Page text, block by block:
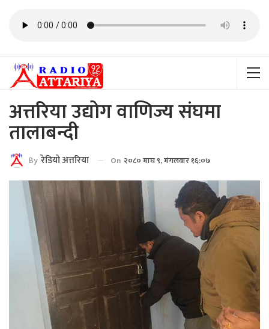
अत्तरिया उद्योग वाणिज्य संघमा
तालाबन्दी
By रेडियाे अत्तरिया On २०८० माघ ९, मंगलवार १६:०७